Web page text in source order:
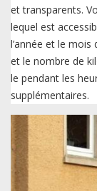
et transparents.
lequel est
l’année et le
et le nombre de
le pendant les
supplémentaires.